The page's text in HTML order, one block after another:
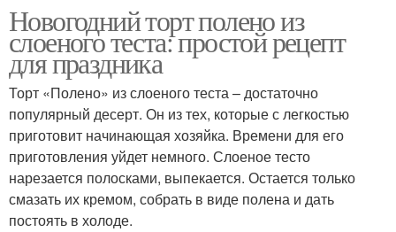
Новогодний торт полено из
слоеного теста: простой рецепт
для праздника
Торт «Полено» из слоеного теста – достаточно
популярный десерт. Он из тех, которые с легкостью
приготовит начинающая хозяйка. Времени для его
приготовления уйдет немного. Слоеное тесто
нарезается полосками, выпекается. Остается только
смазать их кремом, собрать в виде полена и дать
постоять в холоде.